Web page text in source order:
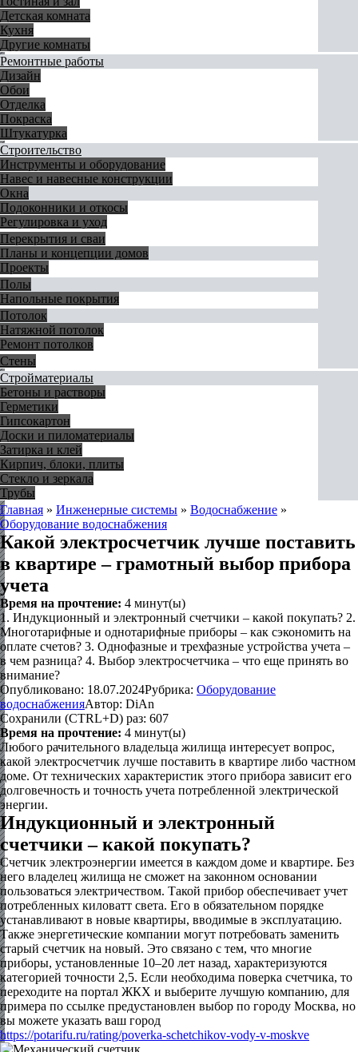
Детская комната
Кухня
Другие комнаты
Ремонтные работы
Дизайн
Обои
Отделка
Покраска
Штукатурка
Строительство
Инструменты и оборудование
Навес и навесные конструкции
Окна
Подоконники и откосы
Регулировка и уход
Перекрытия и сваи
Планы и концепции домов
Проекты
Полы
Напольные покрытия
Потолок
Натяжной потолок
Ремонт потолков
Стены
Стройматериалы
Бетоны и растворы
Герметики
Гипсокартон
Доски и пиломатериалы
Затирка и клей
Кирпич, блоки, плиты
Стекло и зеркала
Трубы
Главная » Инженерные системы » Водоснабжение »
Оборудование водоснабжения
Какой электросчетчик лучше поставить
в квартире – грамотный выбор прибора
учета
Время на прочтение: 4 минут(ы)
1. Индукционный и электронный счетчики – какой покупать? 2.
Многотарифные и однотарифные приборы – как сэкономить на
оплате счетов? 3. Однофазные и трехфазные устройства учета –
в чем разница? 4. Выбор электросчетчика – что еще принять во
внимание?
Опубликовано: 18.07.2024Рубрика: Оборудование
водоснабженияАвтор: DiAn
Сохранили (CTRL+D) раз: 607
Время на прочтение: 4 минут(ы)
Любого рачительного владельца жилища интересует вопрос,
какой электросчетчик лучше поставить в квартире либо частном
доме. От технических характеристик этого прибора зависит его
долговечность и точность учета потребленной электрической
энергии.
Индукционный и электронный
счетчики – какой покупать?
Счетчик электроэнергии имеется в каждом доме и квартире. Без
него владелец жилища не сможет на законном основании
пользоваться электричеством. Такой прибор обеспечивает учет
потребленных киловатт света. Его в обязательном порядке
устанавливают в новые квартиры, вводимые в эксплуатацию.
Также энергетические компании могут потребовать заменить
старый счетчик на новый. Это связано с тем, что многие
приборы, установленные 10–20 лет назад, характеризуются
категорией точности 2,5. Если необходима поверка счетчика, то
переходите на портал ЖКХ и выберите лучшую компанию, для
примера по ссылке предустановлен выбор по городу Москва, но
вы можете указать ваш город
https://potarifu.ru/rating/poverka-schetchikov-vody-v-moskve